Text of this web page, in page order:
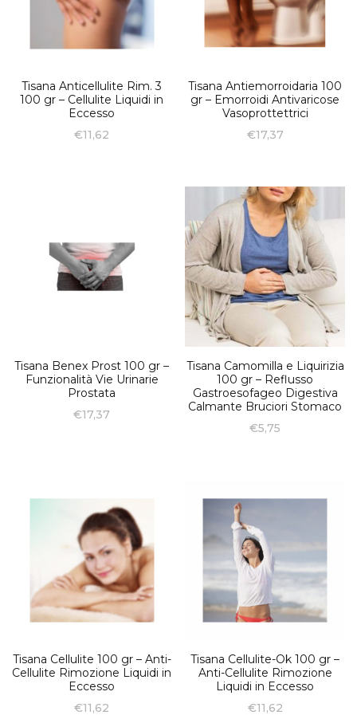
Tisana Anticellulite Rim. 3
100 gr – Cellulite Liquidi in
Eccesso
€11,62
Tisana Antiemorroidaria 100
gr – Emorroidi Antivaricose
Vasoprottettrici
€17,37
Tisana Benex Prost 100 gr –
Funzionalità Vie Urinarie
Prostata
€17,37
Tisana Camomilla e Liquirizia
100 gr – Reflusso
Gastroesofageo Digestiva
Calmante Bruciori Stomaco
€5,75
Tisana Cellulite 100 gr – Anti-
Cellulite Rimozione Liquidi in
Eccesso
€11,62
Tisana Cellulite-Ok 100 gr –
Anti-Cellulite Rimozione
Liquidi in Eccesso
€11,62